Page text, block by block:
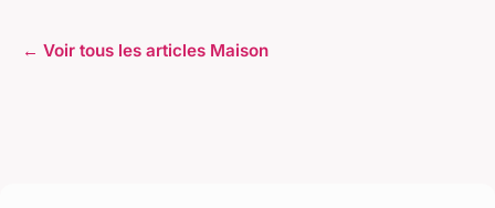
← Voir tous les articles Maison